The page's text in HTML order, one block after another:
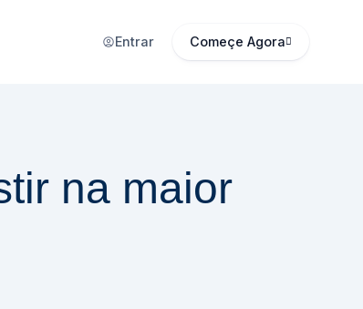
Entrar Começe Agora
na maior